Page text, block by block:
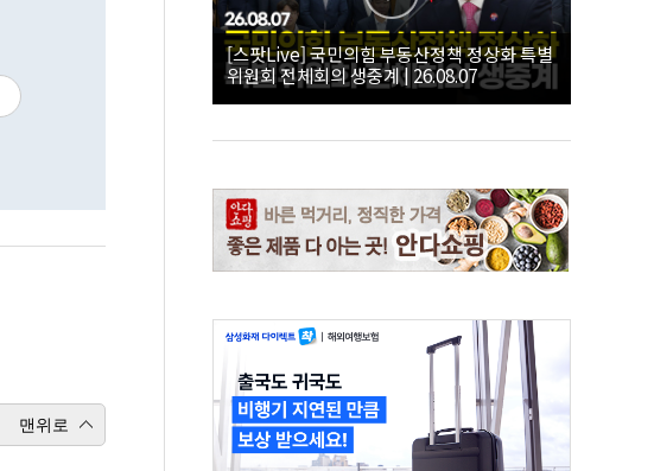
맨위로
[스팟Live] 국민의힘 부동산정책 정상화 특별
위원회 전체회의 생중계 | 26.08.07